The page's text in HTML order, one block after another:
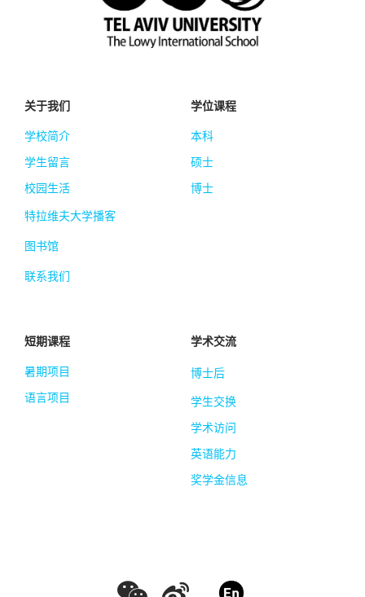
关于我们
学校简介
学生留言
校园生活
特拉维夫大学播客
图书馆
联系我们
学位课程
本科
硕士
博士
短期课程
暑期项目
语言项目
学术交流
博士后
学生交换
学术访问
英语能力
奖学金信息